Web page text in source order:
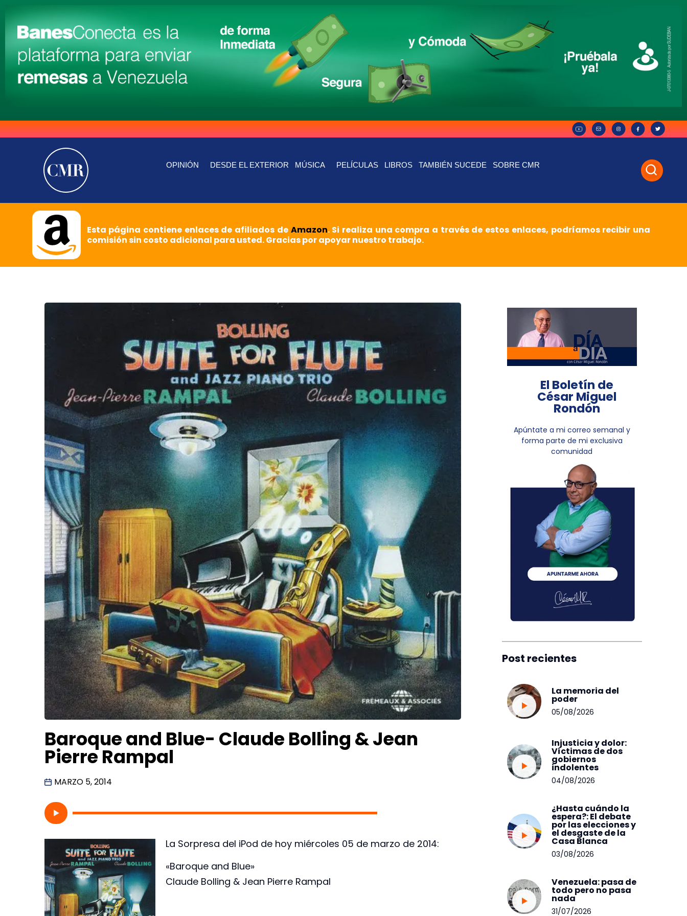
OPINIÓN DESDE EL EXTERIOR MÚSICA PELÍCULAS LIBROS TAMBIÉN SUCEDE SOBRE CMR
Esta página contiene enlaces de afiliados de Amazon. Si realiza una compra a través de estos enlaces, podríamos recibir una
comisión sin costo adicional para usted. Gracias por apoyar nuestro trabajo.
Baroque and Blue- Claude Bolling & Jean
Pierre Rampal
MARZO 5, 2014
La Sorpresa del iPod de hoy miércoles 05 de marzo de 2014:
«Baroque and Blue»
Claude Bolling & Jean Pierre Rampal
El Boletín de
César Miguel
Rondón
Apúntate a mi correo semanal y
forma parte de mi exclusiva
comunidad
Post recientes
La memoria del
poder
05/08/2026
Injusticia y dolor:
Víctimas de dos
gobiernos
indolentes
04/08/2026
¿Hasta cuándo la
espera?: El debate
por las elecciones y
el desgaste de la
Casa Blanca
03/08/2026
Venezuela: pasa de
todo pero no pasa
nada
31/07/2026